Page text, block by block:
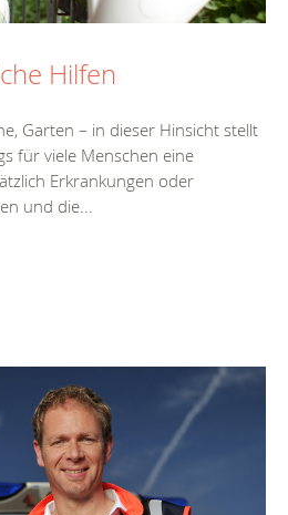
Hilfen
Garten – in dieser Hinsicht stellt
für viele Menschen eine
Erkrankungen oder
und die...